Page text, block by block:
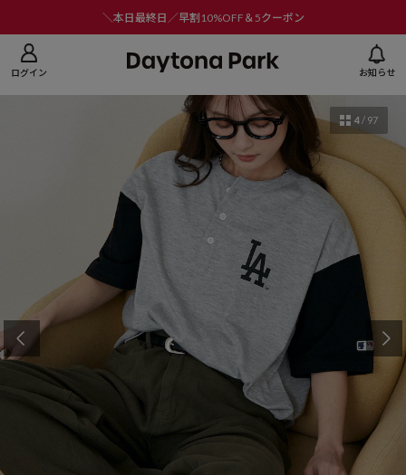
＼本日最終日／早割10%OFF＆5クーポン
ログイン お知らせ
4/ 97